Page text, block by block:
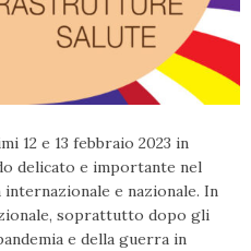
12 e 13 febbraio 2023 in
delicato e importante nel
e nazionale. In
soprattutto dopo gli
e della guerra in